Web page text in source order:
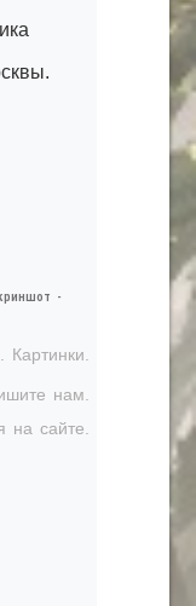
-
Картинки.
нам.
на сайте.